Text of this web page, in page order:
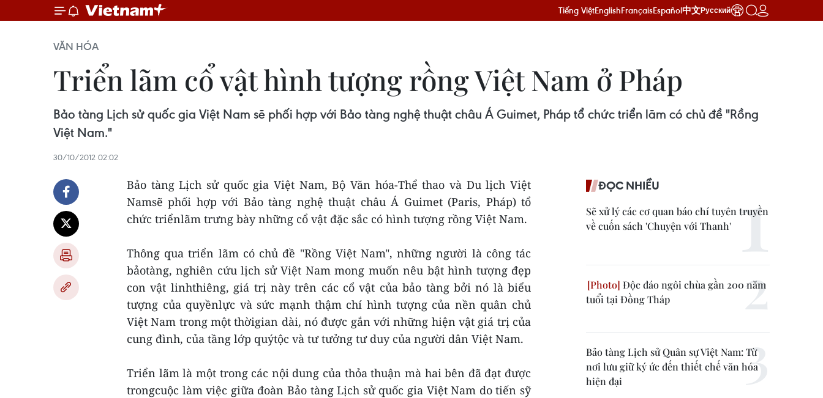
Tiếng ViệtEnglishFrançaisEspañol中文Русский
VĂN HÓA
Triển lãm cổ vật hình tượng rồng Việt Nam ở Pháp
Bảo tàng Lịch sử quốc gia Việt Nam sẽ phối hợp với Bảo tàng nghệ thuật châu Á Guimet, Pháp tổ chức triển lãm có chủ đề "Rồng
Việt Nam."
30/10/2012 02:02
Bảo tàng Lịch sử quốc gia Việt Nam, Bộ Văn hóa-Thể thao và Du lịch Việt
Namsẽ phối hợp với Bảo tàng nghệ thuật châu Á Guimet (Paris, Pháp) tổ
chức triểnlãm trưng bày những cổ vật đặc sắc có hình tượng rồng Việt Nam.
Thông qua triển lãm có chủ đề "Rồng Việt Nam", những người là công tác
bảotàng, nghiên cứu lịch sử Việt Nam mong muốn nêu bật hình tượng đẹp
con vật linhthiêng, giá trị này trên các cổ vật của bảo tàng bởi nó là biểu
tượng của quyềnlực và sức mạnh thậm chí hình tượng của nền quân chủ
Việt Nam trong một thờigian dài, nó được gắn với những hiện vật giá trị của
cung đình, của tầng lớp quýtộc và tư tưởng tư duy của người dân Việt Nam.
Triển lãm là một trong các nội dung của thỏa thuận mà hai bên đã đạt được
trongcuộc làm việc giữa đoàn Bảo tàng Lịch sử quốc gia Việt Nam do tiến sỹ
ĐỌC NHIỀU
Sẽ xử lý các cơ quan báo chí tuyên truyền
về cuốn sách 'Chuyện với Thanh'
Độc đáo ngôi chùa gần 200 năm
tuổi tại Đồng Tháp
Bảo tàng Lịch sử Quân sự Việt Nam: Từ
nơi lưu giữ ký ức đến thiết chế văn hóa
hiện đại